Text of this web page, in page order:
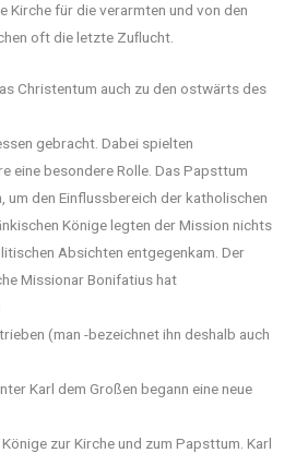
Kirche für die verarmten und von den
oft die letzte Zuﬂucht.
Christentum auch zu den ostwärts des
gebracht. Dabei spielten
eine besondere Rolle. Das Papsttum
den Einflussbereich der katholischen
Könige legten der Mission nichts
Absichten entgegenkam. Der
Missionar Bonifatius hat
(man -bezeichnet ihn deshalb auch
Karl dem Großen begann eine neue
zur Kirche und zum Papsttum. Karl